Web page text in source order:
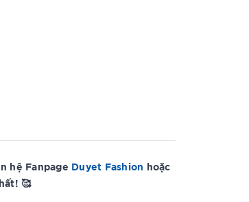
hệ Fanpage Duyet Fashion hoặc
🥰